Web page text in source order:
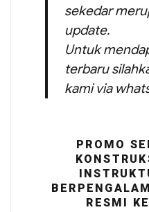
sekedar
update.
Untuk
terbaru
kami via
PROMO
RESMI